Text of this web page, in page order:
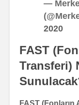
—
2020
FAST
Transferi)
FAST (Fonların